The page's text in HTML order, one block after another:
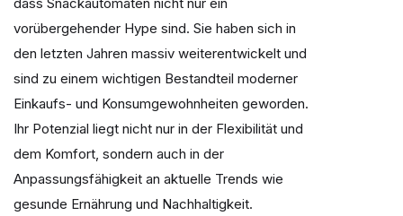
vorübergehender Hype sind. Sie haben sich in
den letzten Jahren massiv weiterentwickelt und
sind zu einem wichtigen Bestandteil moderner
Einkaufs- und Konsumgewohnheiten geworden.
Ihr Potenzial liegt nicht nur in der Flexibilität und
dem Komfort, sondern auch in der
Anpassungsfähigkeit an aktuelle Trends wie
gesunde Ernährung und Nachhaltigkeit.